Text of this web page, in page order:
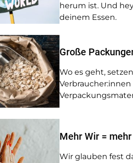
herum ist. Und
deinem Essen.
Große
Wo es geht,
Mehr Wir =
Wir glauben fest